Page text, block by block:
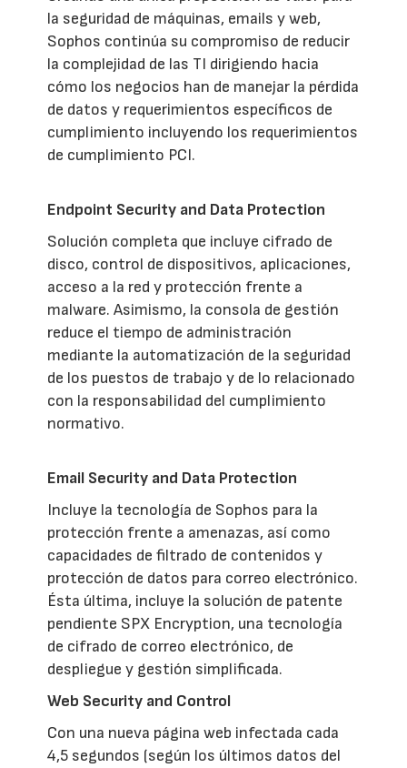
la seguridad de máquinas, emails y web,
Sophos continúa su compromiso de reducir
la complejidad de las TI dirigiendo hacia
cómo los negocios han de manejar la pérdida
de datos y requerimientos específicos de
cumplimiento incluyendo los requerimientos
de cumplimiento PCI.
Endpoint Security and Data Protection
Solución completa que incluye cifrado de
disco, control de dispositivos, aplicaciones,
acceso a la red y protección frente a
malware. Asimismo, la consola de gestión
reduce el tiempo de administración
mediante la automatización de la seguridad
de los puestos de trabajo y de lo relacionado
con la responsabilidad del cumplimiento
normativo.
Email Security and Data Protection
Incluye la tecnología de Sophos para la
protección frente a amenazas, así como
capacidades de filtrado de contenidos y
protección de datos para correo electrónico.
Ésta última, incluye la solución de patente
pendiente SPX Encryption, una tecnología
de cifrado de correo electrónico, de
despliegue y gestión simplificada.
Web Security and Control
Con una nueva página web infectada cada
4,5 segundos (según los últimos datos del